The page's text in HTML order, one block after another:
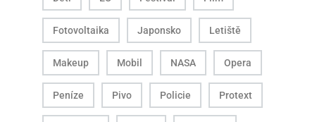
Fotovoltaika Japonsko Letiště
Makeup Mobil NASA Opera
Peníze Pivo Policie Protext